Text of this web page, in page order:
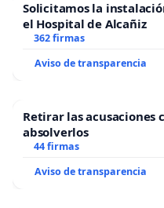
Solicitamos la
el Hospital de Alcañiz
362 firmas
Aviso de transparencia
Retirar las acusaciones
absolverlos
44 firmas
Aviso de transparencia